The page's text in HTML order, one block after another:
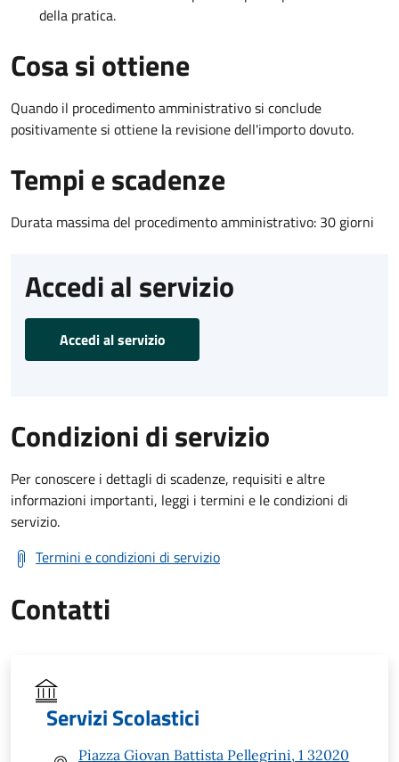
della pratica.
Cosa si ottiene
Quando il procedimento amministrativo si conclude
positivamente si ottiene la revisione dell'importo dovuto.
Tempi e scadenze
Durata massima del procedimento amministrativo: 30 giorni
Accedi al servizio
Accedi al servizio
Condizioni di servizio
Per conoscere i dettagli di scadenze, requisiti e altre
informazioni importanti, leggi i termini e le condizioni di
servizio.
Termini e condizioni di servizio
Contatti
Servizi Scolastici
Piazza Giovan Battista Pellegrini, 1 32020